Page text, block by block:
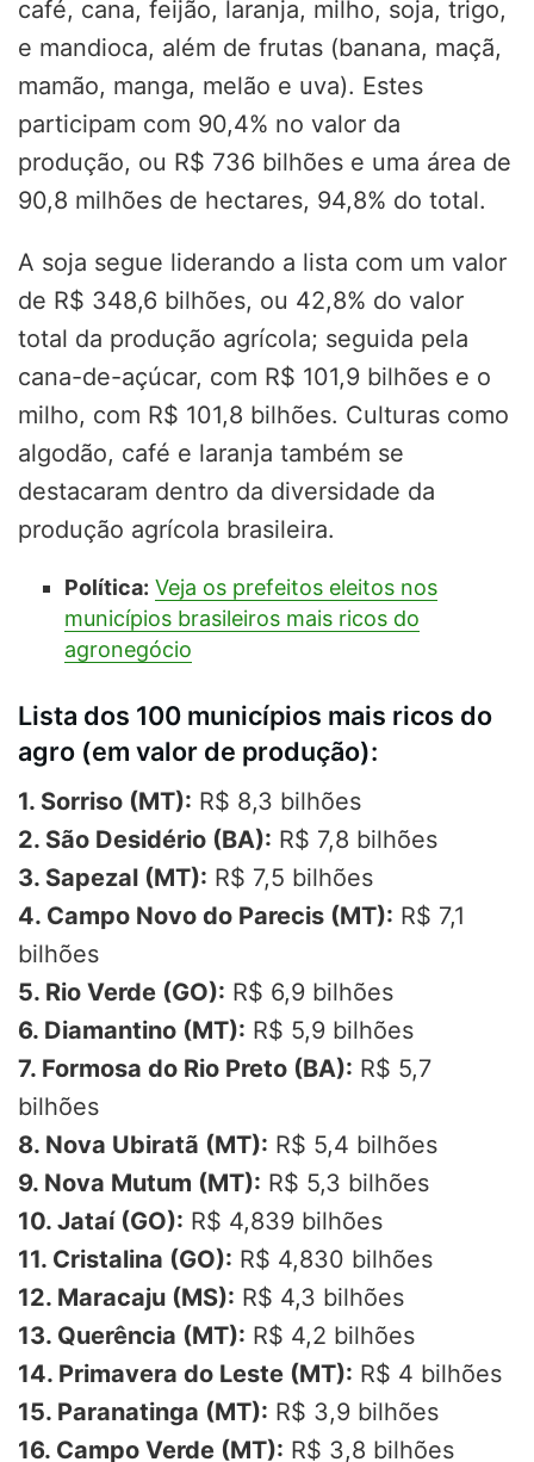
café, cana, feijão, laranja, milho, soja, trigo,
e mandioca, além de frutas (banana, maçã,
mamão, manga, melão e uva). Estes
participam com 90,4% no valor da
produção, ou R$ 736 bilhões e uma área de
90,8 milhões de hectares, 94,8% do total.
A soja segue liderando a lista com um valor
de R$ 348,6 bilhões, ou 42,8% do valor
total da produção agrícola; seguida pela
cana-de-açúcar, com R$ 101,9 bilhões e o
milho, com R$ 101,8 bilhões. Culturas como
algodão, café e laranja também se
destacaram dentro da diversidade da
produção agrícola brasileira.
Política: Veja os prefeitos eleitos nos
municípios brasileiros mais ricos do
agronegócio
Lista dos 100 municípios mais ricos do
agro (em valor de produção):
1. Sorriso (MT): R$ 8,3 bilhões
2. São Desidério (BA): R$ 7,8 bilhões
3. Sapezal (MT): R$ 7,5 bilhões
4. Campo Novo do Parecis (MT): R$ 7,1
bilhões
5. Rio Verde (GO): R$ 6,9 bilhões
6. Diamantino (MT): R$ 5,9 bilhões
7. Formosa do Rio Preto (BA): R$ 5,7
bilhões
8. Nova Ubiratã (MT): R$ 5,4 bilhões
9. Nova Mutum (MT): R$ 5,3 bilhões
10. Jataí (GO): R$ 4,839 bilhões
11. Cristalina (GO): R$ 4,830 bilhões
12. Maracaju (MS): R$ 4,3 bilhões
13. Querência (MT): R$ 4,2 bilhões
14. Primavera do Leste (MT): R$ 4 bilhões
15. Paranatinga (MT): R$ 3,9 bilhões
16. Campo Verde (MT): R$ 3,8 bilhões